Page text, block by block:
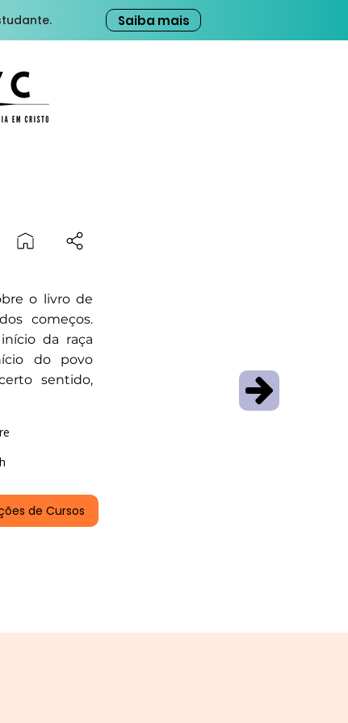
Saiba mais
o livro de
começos.
da raça
do povo
sentido,
de Cursos